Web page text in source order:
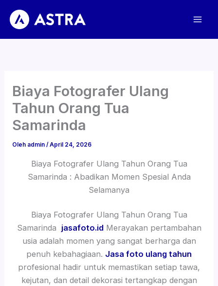
konten
Biaya Fotografer Ulang
Tahun Orang Tua
Samarinda
Oleh admin/April 24, 2026
Biaya Fotografer Ulang Tahun Orang Tua
Samarinda : Abadikan Momen Spesial Anda
Selamanya
Biaya Fotografer Ulang Tahun Orang Tua
Samarinda jasafoto.idMerayakan pertambahan
usia adalah momen yang sangat berharga dan
penuh kebahagiaan. Jasa foto ulang tahun
profesional hadir untuk memastikan setiap tawa,
kejutan, dan detail dekorasi tertangkap dengan